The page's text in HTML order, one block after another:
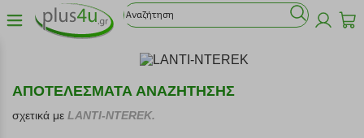
ΑΠΟΤΕΛΕΣΜΑΤΑ ΑΝΑΖΗΤΗΣΗΣ
σχετικά με LANTI-NTEREK.